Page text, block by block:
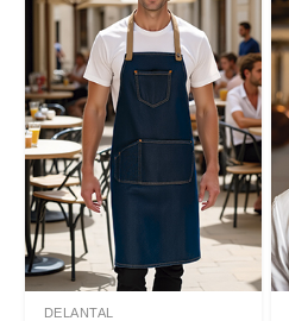
DELANTAL